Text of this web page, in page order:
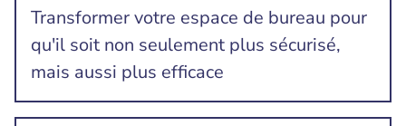
Transformer votre espace de bureau pour
qu'il soit non seulement plus sécurisé,
mais aussi plus efficace